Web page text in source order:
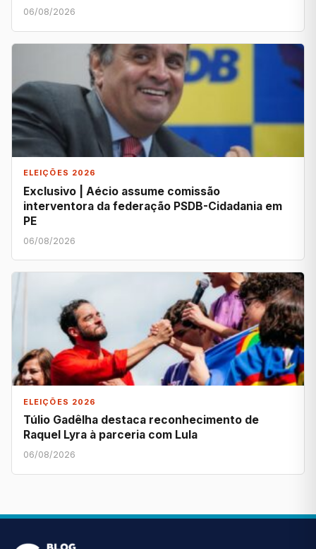
06/08/2026
ELEIÇÕES 2026
Exclusivo | Aécio assume comissão
interventora da federação PSDB-Cidadania em
PE
06/08/2026
ELEIÇÕES 2026
Túlio Gadêlha destaca reconhecimento de
Raquel Lyra à parceria com Lula
06/08/2026